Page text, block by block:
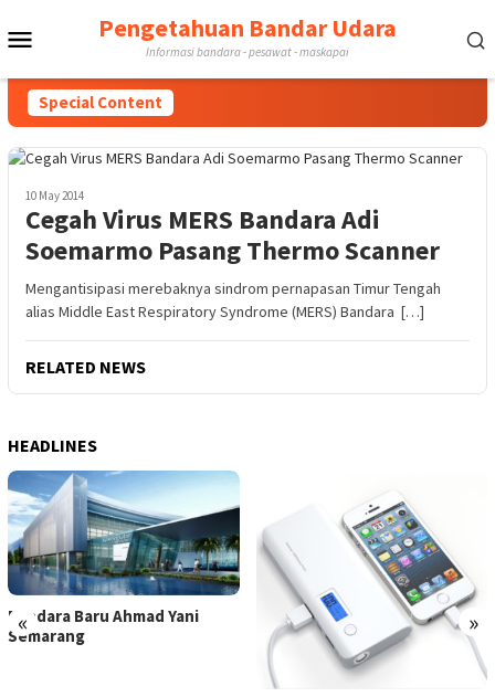
to
MobilePengetahuan Bandar Udara
Informasi bandara - pesawat - maskapai
Special Content
10 May 2014
Cegah Virus MERS Bandara Adi
Soemarmo Pasang Thermo Scanner
Mengantisipasi merebaknya sindrom pernapasan Timur Tengah
alias Middle East Respiratory Syndrome (MERS) Bandara […]
RELATED NEWS
HEADLINES
« »
Bandara Baru Ahmad Yani
Semarang